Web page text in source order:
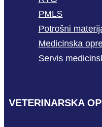
PMLS
Potrošni
Medicinska
Servis
VETERINARSKA